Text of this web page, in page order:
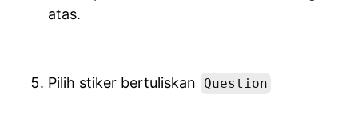
atas.
Pilih stiker bertuliskan Question